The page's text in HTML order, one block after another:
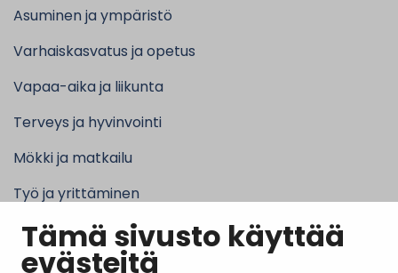
Tämä sivusto käyttää
evästeitä
Asuminen ja ympäristö
Varhaiskasvatus ja opetus
Vapaa-aika ja liikunta
Terveys ja hyvinvointi
Mökki ja matkailu
Työ ja yrittäminen
Kunta ja hallinto